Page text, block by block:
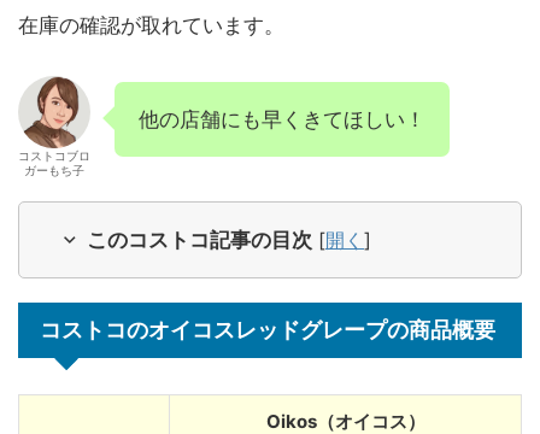
在庫の確認が取れています。
コストコブロ
ガーもち子
他の店舗にも早くきてほしい！
このコストコ記事の目次 [開く ]
コストコのオイコスレッドグレープの商品概要
Oikos（オイコス）